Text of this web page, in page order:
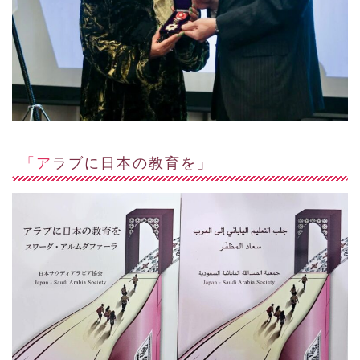
「アラブに日本の教育を」